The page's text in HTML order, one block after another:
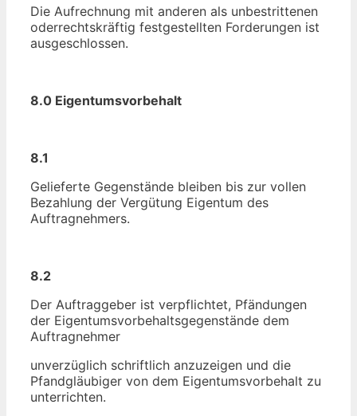
Die Aufrechnung mit anderen als unbestrittenen
oderrechtskräftig festgestellten Forderungen ist
ausgeschlossen.
8.0 Eigentumsvorbehalt
8.1
Gelieferte Gegenstände bleiben bis zur vollen
Bezahlung der Vergütung Eigentum des
Auftragnehmers.
8.2
Der Auftraggeber ist verpflichtet, Pfändungen
der Eigentumsvorbehaltsgegenstände dem
Auftragnehmer
unverzüglich schriftlich anzuzeigen und die
Pfandgläubiger von dem Eigentumsvorbehalt zu
unterrichten.